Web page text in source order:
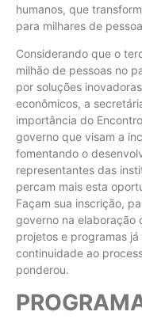
humanos, que
para milhares de
Considerando que o
milhão de pessoas no
por soluções
econômicos, a
importância do
governo que visam a
fomentando o
representantes das
percam mais esta
Façam sua inscrição,
governo na elaboração
projetos e programas
continuidade ao
ponderou.